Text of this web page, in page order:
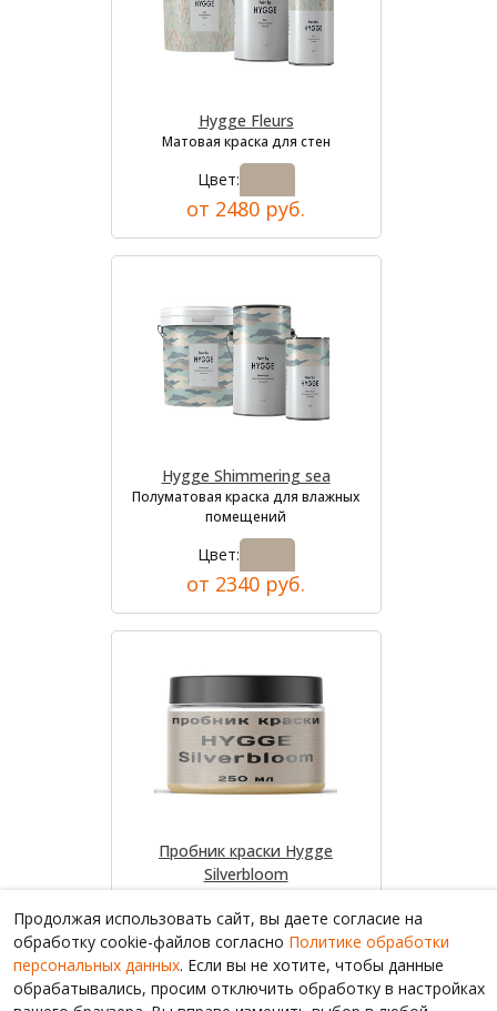
Hygge Fleurs
Матовая краска для стен
Цвет:
от 2480 руб.
Hygge Shimmering sea
Полуматовая краска для влажных
помещений
Цвет:
от 2340 руб.
Пробник краски Hygge
Silverbloom
Цвет:
от 1070 руб.
Продолжая использовать сайт, вы даете согласие на
обработку cookie-файлов согласно Политике обработки
персональных данных. Если вы не хотите, чтобы данные
обрабатывались, просим отключить обработку в настройках